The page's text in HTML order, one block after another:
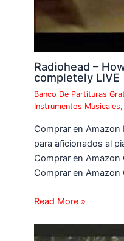
Radiohead –
completely LIVE
Banco De Partituras
Instrumentos Musicales
Comprar en Amazon
para aficionados al
Comprar en Amazon
Comprar en
Read More »